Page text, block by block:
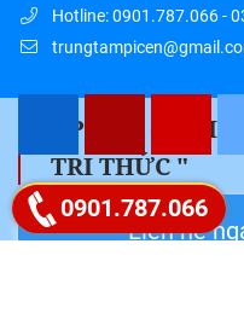
" PICEN – HỘI
TRI THỨC "
Liên hệ
Hotline: 0901.787.066 -
Google map
0901.787.066